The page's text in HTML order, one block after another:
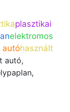
plasztikai
elektromos
autóhasznált
autó,